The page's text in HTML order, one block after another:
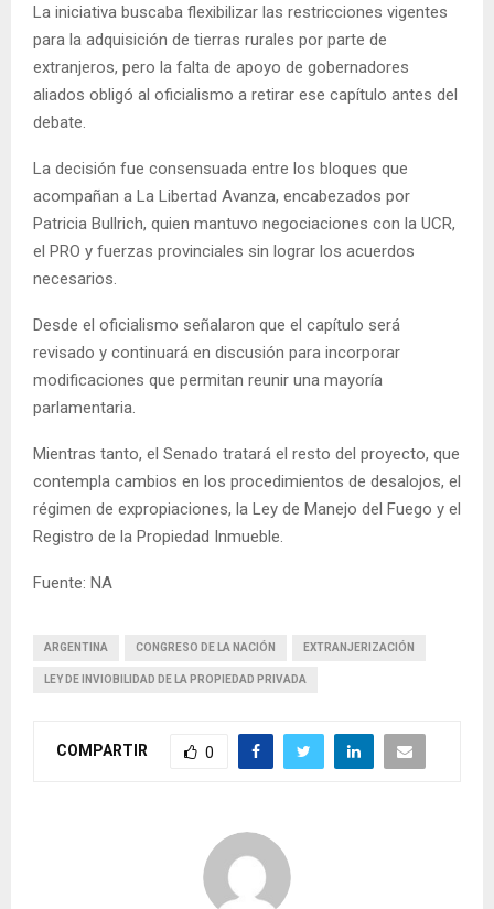
La iniciativa buscaba flexibilizar las restricciones vigentes
para la adquisición de tierras rurales por parte de
extranjeros, pero la falta de apoyo de gobernadores
aliados obligó al oficialismo a retirar ese capítulo antes del
debate.
La decisión fue consensuada entre los bloques que
acompañan a La Libertad Avanza, encabezados por
Patricia Bullrich, quien mantuvo negociaciones con la UCR,
el PRO y fuerzas provinciales sin lograr los acuerdos
necesarios.
Desde el oficialismo señalaron que el capítulo será
revisado y continuará en discusión para incorporar
modificaciones que permitan reunir una mayoría
parlamentaria.
Mientras tanto, el Senado tratará el resto del proyecto, que
contempla cambios en los procedimientos de desalojos, el
régimen de expropiaciones, la Ley de Manejo del Fuego y el
Registro de la Propiedad Inmueble.
Fuente: NA
ARGENTINA CONGRESO DE LA NACIÓN EXTRANJERIZACIÓN
LEY DE INVIOBILIDAD DE LA PROPIEDAD PRIVADA
COMPARTIR 0